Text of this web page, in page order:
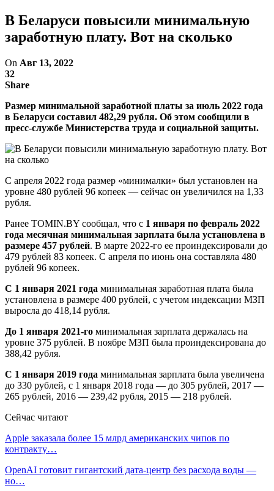
В Беларуси повысили минимальную
заработную плату. Вот на сколько
On Авг 13, 2022
32
Share
Размер минимальной заработной платы за июль 2022 года
в Беларуси составил 482,29 рубля. Об этом сообщили в
пресс-службе Министерства труда и социальной защиты.
С апреля 2022 года размер «минималки» был установлен на
уровне 480 рублей 96 копеек — сейчас он увеличился на 1,33
рубля.
Ранее TOMIN.BY сообщал, что с 1 января по февраль 2022
года месячная минимальная зарплата была установлена в
размере 457 рублей. В марте 2022-го ее проиндексировали до
479 рублей 83 копеек. С апреля по июнь она составляла 480
рублей 96 копеек.
С 1 января 2021 года минимальная заработная плата была
установлена в размере 400 рублей, с учетом индексации МЗП
выросла до 418,14 рубля.
До 1 января 2021-го минимальная зарплата держалась на
уровне 375 рублей. В ноябре МЗП была проиндексирована до
388,42 рубля.
С 1 января 2019 года минимальная зарплата была увеличена
до 330 рублей, с 1 января 2018 года — до 305 рублей, 2017 —
265 рублей, 2016 — 239,42 рубля, 2015 — 218 рублей.
Сейчас читают
Apple заказала более 15 млрд американских чипов по
контракту…
OpenAI готовит гигантский дата-центр без расхода воды —
но…